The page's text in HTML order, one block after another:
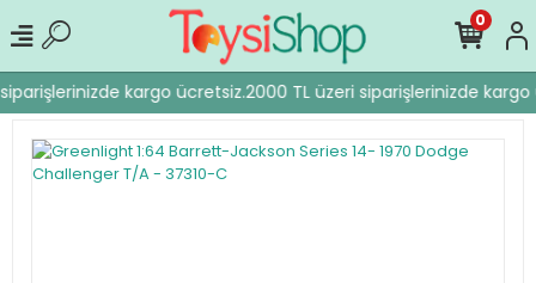
kargo ücretsiz.2000 TL üzeri siparişlerinizde kargo
0